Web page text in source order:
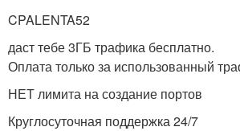
CPALENTA52
даст тебе 3ГБ трафика бесплатно.
Оплата только за использованный
НЕТ лимита на создание портов
Круглосуточная поддержка 24/7